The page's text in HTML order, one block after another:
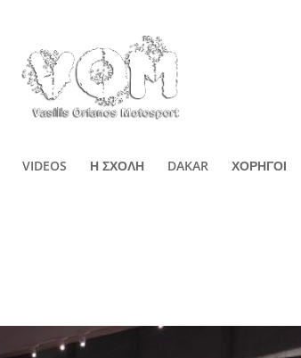
VIDEOS Η ΣΧΟΛΗ DAKAR ΧΟΡΗΓΟΙ